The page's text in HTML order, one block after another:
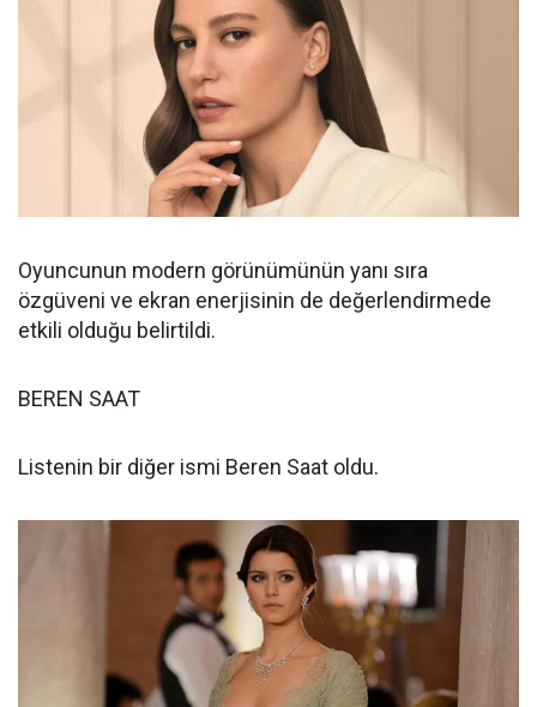
Oyuncunun modern görünümünün yanı sıra
özgüveni ve ekran enerjisinin de değerlendirmede
etkili olduğu belirtildi.
BEREN SAAT
Listenin bir diğer ismi Beren Saat oldu.